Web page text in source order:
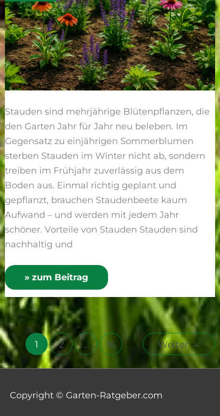
Stauden sind mehrjährige Blütenpflanzen, die
den Garten Jahr für Jahr neu beleben. Im
Gegensatz zu einjährigen Sommerblumen
sterben Stauden im Winter nicht ab, sondern
treiben im Frühjahr zuverlässig aus dem
Boden aus. Einmal richtig geplant und
gepflanzt, brauchen Staudenbeete kaum
Aufwand – und werden mit jedem Jahr
schöner. Vorteile von Stauden Stauden sind
nachhaltig und
schönsten
Arten
für
jeden
Garten
» zum Beitrag
1 2 … 16 Weiter→
Copyright © Garten-Ratgeber.com